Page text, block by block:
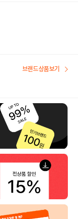
브랜드상품보기